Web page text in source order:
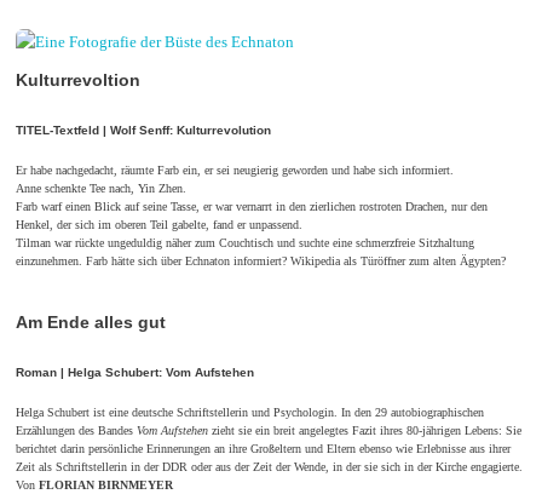
Kulturrevoltion
TITEL-Textfeld | Wolf Senff: Kulturrevolution
Er habe nachgedacht, räumte Farb ein, er sei neugierig geworden und habe sich informiert.
Anne schenkte Tee nach, Yin Zhen.
Farb warf einen Blick auf seine Tasse, er war vernarrt in den zierlichen rostroten Drachen, nur den
Henkel, der sich im oberen Teil gabelte, fand er unpassend.
Tilman war rückte ungeduldig näher zum Couchtisch und suchte eine schmerzfreie Sitzhaltung
einzunehmen. Farb hätte sich über Echnaton informiert? Wikipedia als Türöffner zum alten Ägypten?
Am Ende alles gut
Roman | Helga Schubert: Vom Aufstehen
Helga Schubert ist eine deutsche Schriftstellerin und Psychologin. In den 29 autobiographischen
Erzählungen des BandesVom Aufstehen zieht sie ein breit angelegtes Fazit ihres 80-jährigen Lebens: Sie
berichtet darin persönliche Erinnerungen an ihre Großeltern und Eltern ebenso wie Erlebnisse aus ihrer
Zeit als Schriftstellerin in der DDR oder aus der Zeit der Wende, in der sie sich in der Kirche engagierte.
VonFLORIAN BIRNMEYER